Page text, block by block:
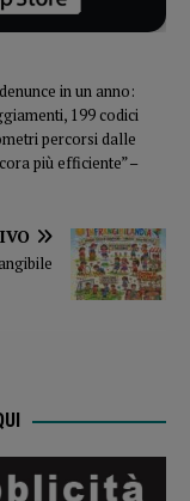
in un anno:
199 codici
percorsi dalle
più efficiente” –